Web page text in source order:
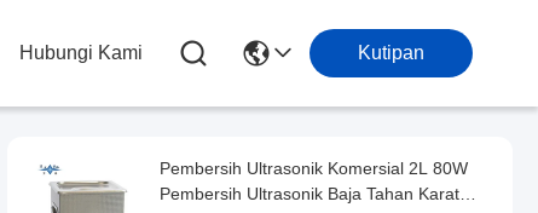
Hubungi Kami Kutipan
Pembersih Ultrasonik Komersial 2L 80W
Pembersih Ultrasonik Baja Tahan Karat